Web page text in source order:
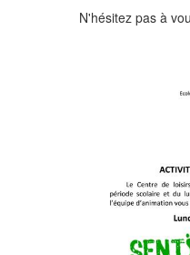
N'hésitez pas à